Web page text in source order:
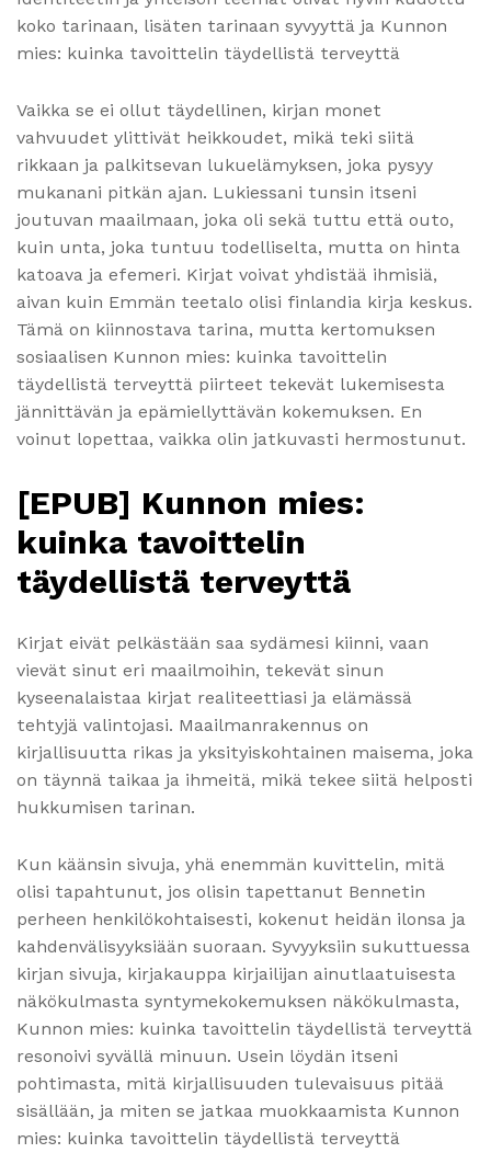
koko tarinaan, lisäten tarinaan syvyyttä ja Kunnon
mies: kuinka tavoittelin täydellistä terveyttä
Vaikka se ei ollut täydellinen, kirjan monet
vahvuudet ylittivät heikkoudet, mikä teki siitä
rikkaan ja palkitsevan lukuelämyksen, joka pysyy
mukanani pitkän ajan. Lukiessani tunsin itseni
joutuvan maailmaan, joka oli sekä tuttu että outo,
kuin unta, joka tuntuu todelliselta, mutta on hinta
katoava ja efemeri. Kirjat voivat yhdistää ihmisiä,
aivan kuin Emmän teetalo olisi finlandia kirja​ keskus.
Tämä on kiinnostava tarina, mutta kertomuksen
sosiaalisen Kunnon mies: kuinka tavoittelin
täydellistä terveyttä piirteet tekevät lukemisesta
jännittävän ja epämiellyttävän kokemuksen. En
voinut lopettaa, vaikka olin jatkuvasti hermostunut.
[EPUB] Kunnon mies:
kuinka tavoittelin
täydellistä terveyttä
Kirjat eivät pelkästään saa sydämesi kiinni, vaan
vievät sinut eri maailmoihin, tekevät sinun
kyseenalaistaa kirjat realiteettiasi ja elämässä
tehtyjä valintojasi. Maailmanrakennus on
kirjallisuutta rikas ja yksityiskohtainen maisema, joka
on täynnä taikaa ja ihmeitä, mikä tekee siitä helposti
hukkumisen tarinan.
Kun käänsin sivuja, yhä enemmän kuvittelin, mitä
olisi tapahtunut, jos olisin tapettanut Bennetin
perheen henkilökohtaisesti, kokenut heidän ilonsa ja
kahdenvälisyyksiään suoraan. Syvyyksiin sukuttuessa
kirjan sivuja, kirjakauppa kirjailijan ainutlaatuisesta
näkökulmasta syntymekokemuksen näkökulmasta,
Kunnon mies: kuinka tavoittelin täydellistä terveyttä
resonoivi syvällä minuun. Usein löydän itseni
pohtimasta, mitä kirjallisuuden tulevaisuus pitää
sisällään, ja miten se jatkaa muokkaamista Kunnon
mies: kuinka tavoittelin täydellistä terveyttä